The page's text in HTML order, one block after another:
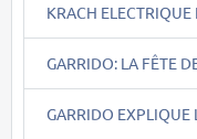
KRACH ELECTRIQUE
GARRIDO: LA FÊTE
GARRIDO EXPLIQUE